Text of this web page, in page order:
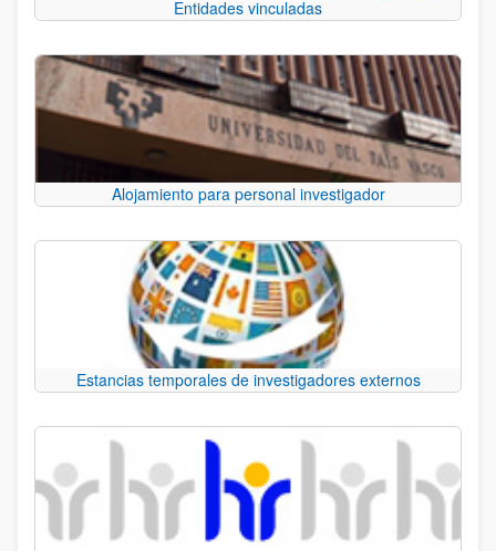
Entidades vinculadas
Alojamiento para personal investigador
Estancias temporales de investigadores externos